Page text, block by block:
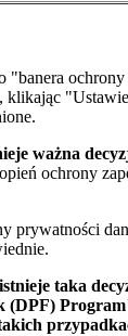
ważna
ochrony
prywatności
taka
(DPF)